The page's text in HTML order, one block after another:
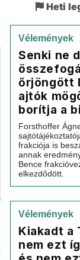
Heti
Vélemények
Senki ne
őrjöngött
ajtók
borítja a
Forsthoffer
frakciója is
annak
Bence
elkezdődött.
Vélemények
Kiakadt a
nem ezt